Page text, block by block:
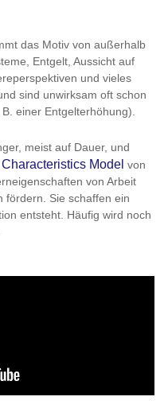
das Motiv von außerhalb
Entgelt, Aussicht auf
und vieles
sind unwirksam oft schon
einer Entgelterhöhung).
meist auf Dauer, und
Model von
von Arbeit
fördern. Sie schaffen ein
entsteht. Häufig wird noch